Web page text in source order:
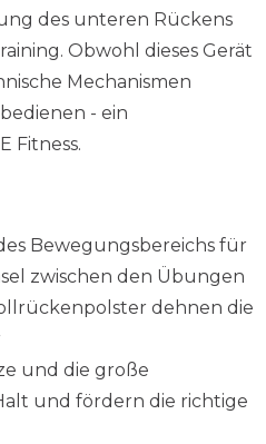
des unteren Rückens
Obwohl dieses Gerät
Mechanismen
- ein
Fitness.
Bewegungsbereichs für
zwischen den Übungen
dehnen die
und die große
und fördern die richtige